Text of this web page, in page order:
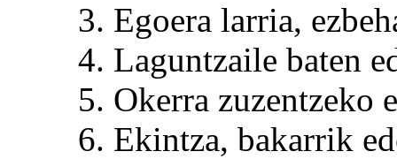
3. Egoera larria,
4. Laguntzaile baten
5. Okerra zuzentzeko
6. Ekintza, bakarrik